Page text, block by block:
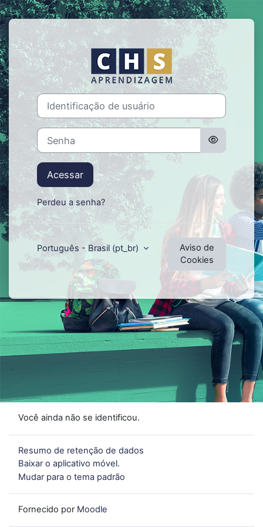
Ir para o conteúdo principal
Acesso a CHS
Identificação de usuário
Senha
Acessar
Perdeu a senha?
Português - Brasil ‎(pt_br)‎
Aviso de
Cookies
Você ainda não se identificou.
Resumo de retenção de dados
Baixar o aplicativo móvel.
Mudar para o tema padrão
Fornecido por Moodle